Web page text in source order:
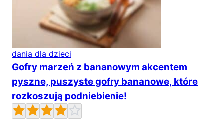
dania dla dzieci
Gofry marzeń z bananowym akcentem
pyszne, puszyste gofry bananowe, które
rozkoszują podniebienie!